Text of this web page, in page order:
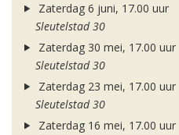
Zaterdag 6 juni, 17.00 uur
Sleutelstad 30
Zaterdag 30 mei, 17.00 uur
Sleutelstad 30
Zaterdag 23 mei, 17.00 uur
Sleutelstad 30
Zaterdag 16 mei, 17.00 uur